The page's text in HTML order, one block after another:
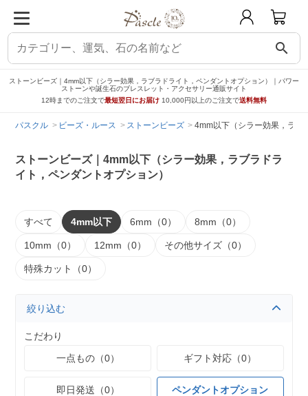
search
ストーンビーズ｜4mm以下（シラー効果，ラブラドライト，ペンダントオプション）｜パワー
ストーンや誕生石のブレスレット・アクセサリー通販サイト
12時までのご注文で最短翌日にお届け 10,000円以上のご注文で送料無料
パスクル ビーズ・ルース ストーンビーズ 4mm以下（シラー効果，ラブ
ストーンビーズ｜4mm以下（シラー効果，ラブラドラ
イト，ペンダントオプション）
すべて 4mm以下 6mm（0） 8mm（0）
10mm（0） 12mm（0） その他サイズ（0）
特殊カット（0）
絞り込む
こだわり
一点もの（0）
ギフト対応（0）
即日発送（0） ペンダントオプション